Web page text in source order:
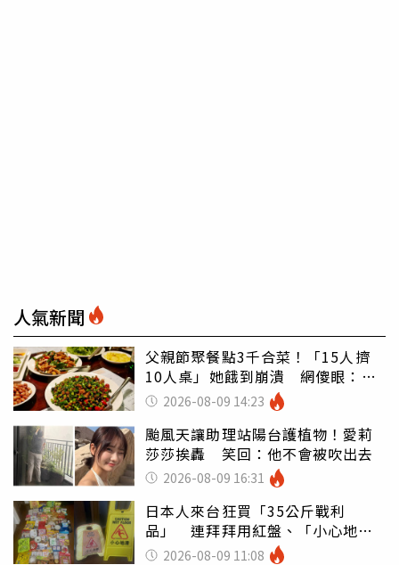
人氣新聞
父親節聚餐點3千合菜！「15人擠
10人桌」她餓到崩潰 網傻眼：讓
店家看笑話
2026-08-09 14:23
颱風天讓助理站陽台護植物！愛莉
莎莎挨轟 笑回：他不會被吹出去
2026-08-09 16:31
日本人來台狂買「35公斤戰利
品」 連拜拜用紅盤、「小心地
滑」告示牌也帶回家
2026-08-09 11:08